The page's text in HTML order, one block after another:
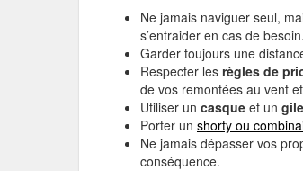
Ne jamais naviguer seul,
s’entraider en cas de besoin.
Garder toujours une
Respecter les règles de
de vos remontées au vent
Utiliser un casque et un
Porter un shorty ou
Ne jamais dépasser vos
conséquence.